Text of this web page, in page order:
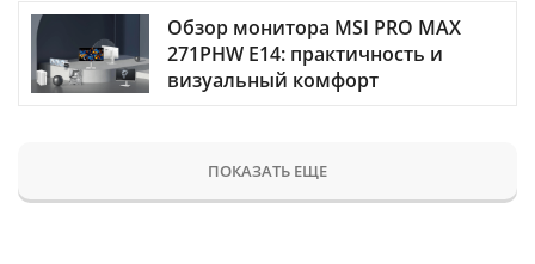
Обзор монитора MSI PRO MAX
271PHW E14: практичность и
визуальный комфорт
ПОКАЗАТЬ ЕЩЕ